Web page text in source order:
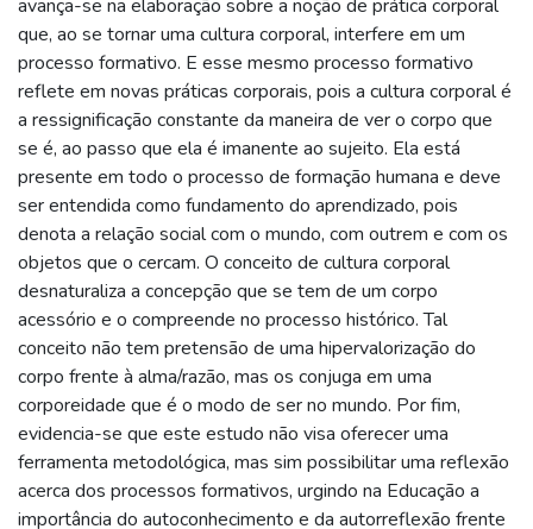
avança-se na elaboração sobre a noção de prática corporal
que, ao se tornar uma cultura corporal, interfere em um
processo formativo. E esse mesmo processo formativo
reflete em novas práticas corporais, pois a cultura corporal é
a ressignificação constante da maneira de ver o corpo que
se é, ao passo que ela é imanente ao sujeito. Ela está
presente em todo o processo de formação humana e deve
ser entendida como fundamento do aprendizado, pois
denota a relação social com o mundo, com outrem e com os
objetos que o cercam. O conceito de cultura corporal
desnaturaliza a concepção que se tem de um corpo
acessório e o compreende no processo histórico. Tal
conceito não tem pretensão de uma hipervalorização do
corpo frente à alma/razão, mas os conjuga em uma
corporeidade que é o modo de ser no mundo. Por fim,
evidencia-se que este estudo não visa oferecer uma
ferramenta metodológica, mas sim possibilitar uma reflexão
acerca dos processos formativos, urgindo na Educação a
importância do autoconhecimento e da autorreflexão frente